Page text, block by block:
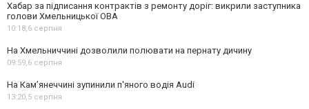
Хабар за підписання контрактів з ремонту доріг: викрили заступника
голови Хмельницької ОВА
10:18,6 серпня
На Хмельниччині дозволили полювати на пернату дичину
09:59,6 серпня
На Камʼянеччині зупинили п'яного водія Audi
13:20,5 серпня